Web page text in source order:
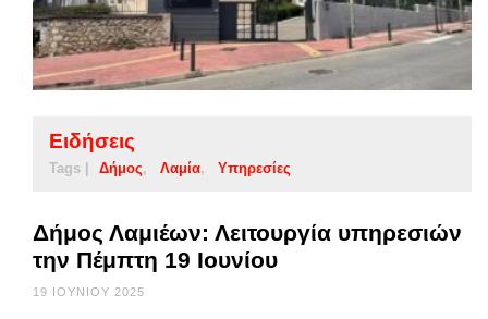
Ειδήσεις
Tags | Δήμος Λαμία Υπηρεσίες
Δήμος Λαμιέων: Λειτουργία υπηρεσιών
την Πέμπτη 19 Ιουνίου
19 ΙΟΥΝΊΟΥ 2025